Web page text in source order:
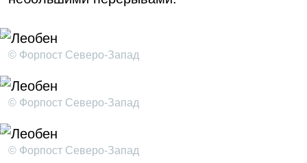
© Форпост Северо-Запад
© Форпост Северо-Запад
© Форпост Северо-Запад